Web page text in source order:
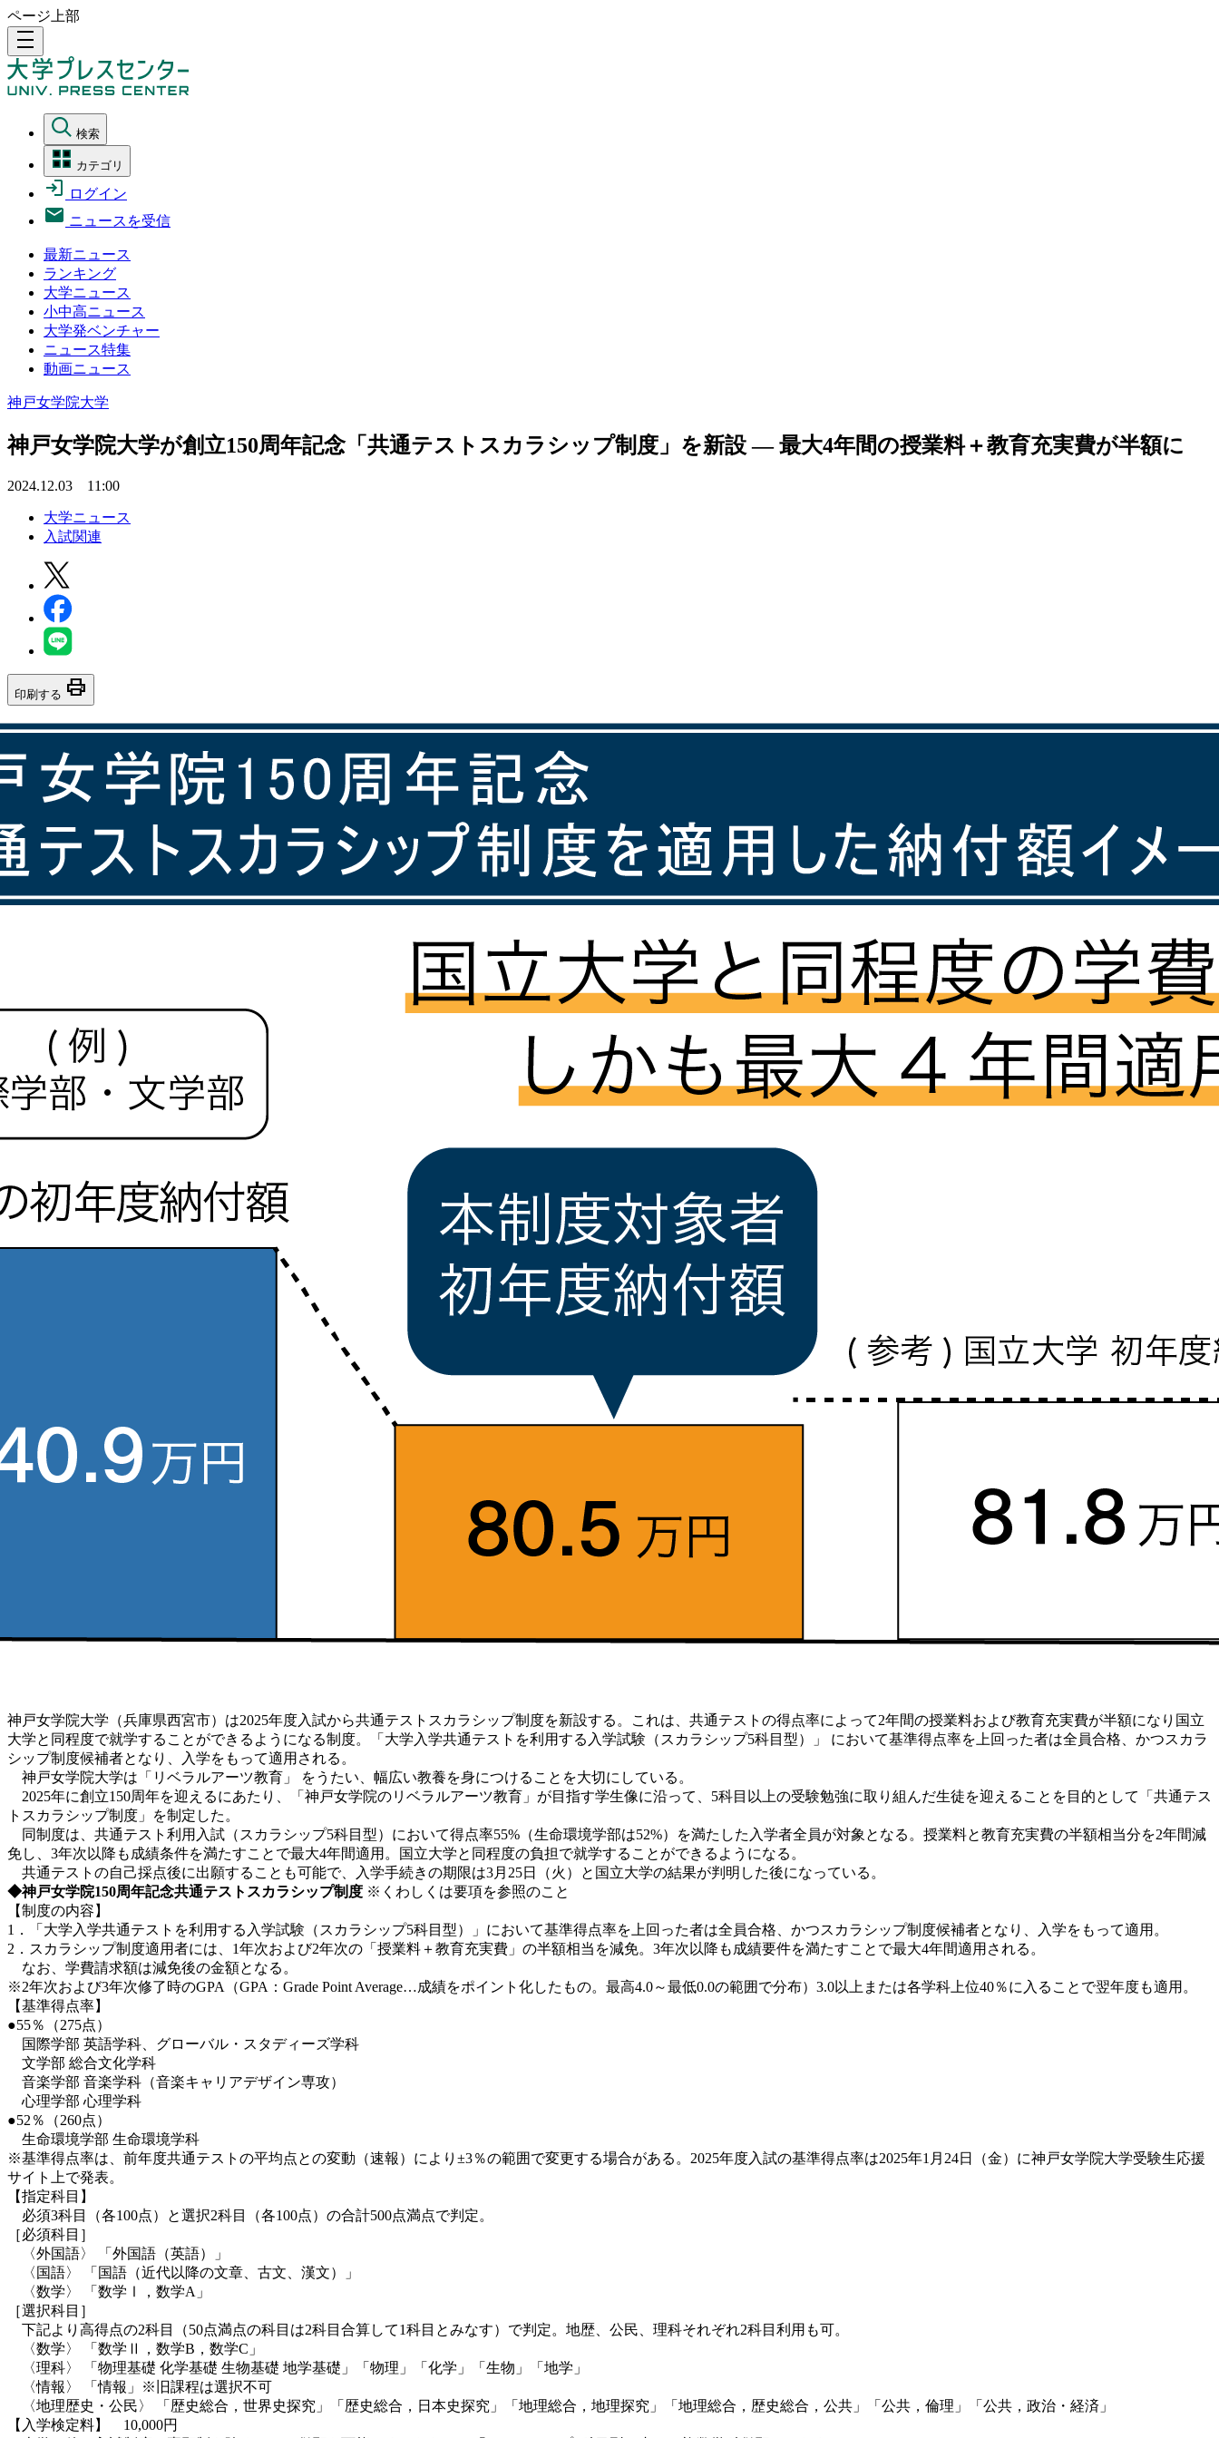
ページ上部
density_medium
検索
カテゴリ
ログイン
ニュースを受信
最新ニュース
ランキング
大学ニュース
小中高ニュース
大学発ベンチャー
ニュース特集
動画ニュース
神戸女学院大学
神戸女学院大学が創立150周年記念「共通テストスカラシップ制度」を新設 ― 最大4年間の授業料＋教育充実費が半額に
2024.12.03 11:00
大学ニュース
入試関連
印刷する print
神戸女学院大学（兵庫県西宮市）は2025年度入試から共通テストスカラシップ制度を新設する。これは、共通テストの得点率によって2年間の授業料および教育充実費が半額になり国立
大学と同程度で就学することができるようになる制度。「大学入学共通テストを利用する入学試験（スカラシップ5科目型）」 において基準得点率を上回った者は全員合格、かつスカラ
シップ制度候補者となり、入学をもって適用される。
神戸女学院大学は「リベラルアーツ教育」 をうたい、幅広い教養を身につけることを大切にしている。
2025年に創立150周年を迎えるにあたり、「神戸女学院のリベラルアーツ教育」が目指す学生像に沿って、5科目以上の受験勉強に取り組んだ生徒を迎えることを目的として「共通テス
トスカラシップ制度」を制定した。
同制度は、共通テスト利用入試（スカラシップ5科目型）において得点率55%（生命環境学部は52%）を満たした入学者全員が対象となる。授業料と教育充実費の半額相当分を2年間減
免し、3年次以降も成績条件を満たすことで最大4年間適用。国立大学と同程度の負担で就学することができるようになる。
共通テストの自己採点後に出願することも可能で、入学手続きの期限は3月25日（火）と国立大学の結果が判明した後になっている。
◆神戸女学院150周年記念共通テストスカラシップ制度 ※くわしくは要項を参照のこと
【制度の内容】
1．「大学入学共通テストを利用する入学試験（スカラシップ5科目型）」において基準得点率を上回った者は全員合格、かつスカラシップ制度候補者となり、入学をもって適用。
2．スカラシップ制度適用者には、1年次および2年次の「授業料＋教育充実費」の半額相当を減免。3年次以降も成績要件を満たすことで最大4年間適用される。
なお、学費請求額は減免後の金額となる。
※2年次および3年次修了時のGPA（GPA：Grade Point Average…成績をポイント化したもの。最高4.0～最低0.0の範囲で分布）3.0以上または各学科上位40％に入ることで翌年度も適用。
【基準得点率】
●55％（275点）
国際学部 英語学科、グローバル・スタディーズ学科
文学部 総合文化学科
音楽学部 音楽学科（音楽キャリアデザイン専攻）
心理学部 心理学科
●52％（260点）
生命環境学部 生命環境学科
※基準得点率は、前年度共通テストの平均点との変動（速報）により±3％の範囲で変更する場合がある。2025年度入試の基準得点率は2025年1月24日（金）に神戸女学院大学受験生応援
サイト上で発表。
【指定科目】
必須3科目（各100点）と選択2科目（各100点）の合計500点満点で判定。
［必須科目］
〈外国語〉 「外国語（英語）」
〈国語〉 「国語（近代以降の文章、古文、漢文）」
〈数学〉 「数学Ⅰ，数学A」
［選択科目］
下記より高得点の2科目（50点満点の科目は2科目合算して1科目とみなす）で判定。地歴、公民、理科それぞれ2科目利用も可。
〈数学〉 「数学Ⅱ，数学B，数学C」
〈理科〉 「物理基礎 化学基礎 生物基礎 地学基礎」「物理」「化学」「生物」「地学」
〈情報〉 「情報」※旧課程は選択不可
〈地理歴史・公民〉 「歴史総合，世界史探究」「歴史総合，日本史探究」「地理総合，地理探究」「地理総合，歴史総合，公共」「公共，倫理」「公共，政治・経済」
【入学検定料】 10,000円